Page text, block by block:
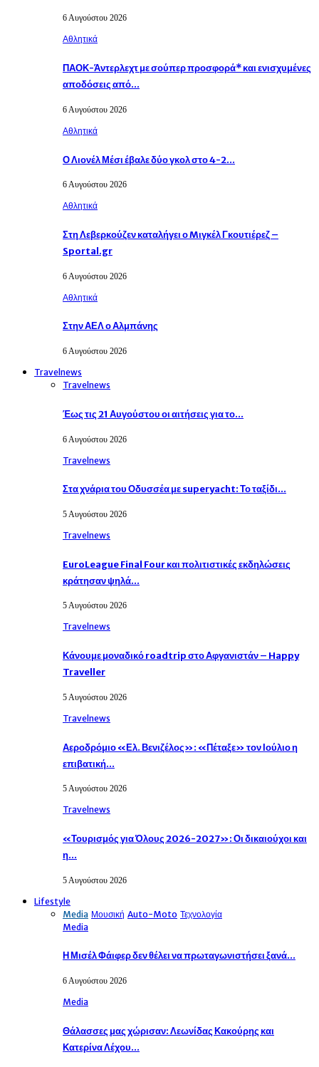
6 Αυγούστου 2026
Αθλητικά
ΠΑΟΚ-Άντερλεχτ με σούπερ προσφορά* και ενισχυμένες
αποδόσεις από…
6 Αυγούστου 2026
Αθλητικά
Ο Λιονέλ Μέσι έβαλε δύο γκολ στο 4-2…
6 Αυγούστου 2026
Αθλητικά
Στη Λεβερκούζεν καταλήγει ο Mιγκέλ Γκουτιέρεζ –
Sportal.gr
6 Αυγούστου 2026
Αθλητικά
Στην ΑΕΛ ο Αλμπάνης
6 Αυγούστου 2026
Travelnews
Travelnews
Έως τις 21 Αυγούστου οι αιτήσεις για το…
6 Αυγούστου 2026
Travelnews
Στα χνάρια του Οδυσσέα με superyacht: Το ταξίδι…
5 Αυγούστου 2026
Travelnews
EuroLeague Final Four και πολιτιστικές εκδηλώσεις
κράτησαν ψηλά…
5 Αυγούστου 2026
Travelnews
Κάνουμε μοναδικό roadtrip στο Αφγανιστάν – Happy
Traveller
5 Αυγούστου 2026
Travelnews
Αεροδρόμιο «Ελ. Βενιζέλος»: «Πέταξε» τον Ιούλιο η
επιβατική…
5 Αυγούστου 2026
Travelnews
«Τουρισμός για Όλους 2026-2027»: Οι δικαιούχοι και
η…
5 Αυγούστου 2026
Lifestyle
Media Μουσική Auto-Moto Τεχνολογία
Media
Η Μισέλ Φάιφερ δεν θέλει να πρωταγωνιστήσει ξανά…
6 Αυγούστου 2026
Media
Θάλασσες μας χώρισαν: Λεωνίδας Κακούρης και
Κατερίνα Λέχου…